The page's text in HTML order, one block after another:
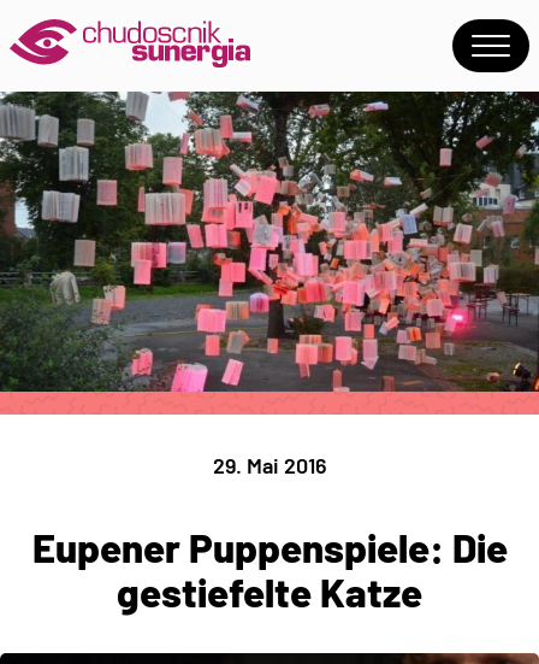
29. Mai 2016
Eupener Puppenspiele: Die
gestiefelte Katze